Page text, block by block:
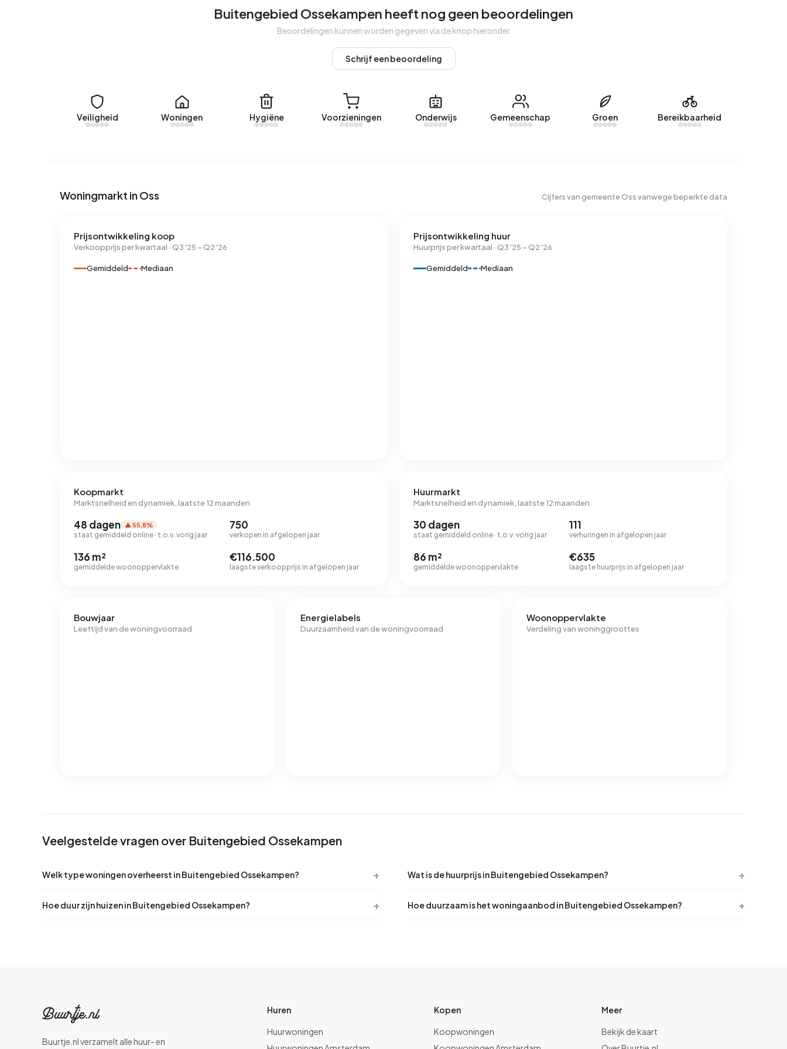
Buitengebied Ossekampen heeft nog geen beoordelingen
Beoordelingen kunnen worden gegeven via de knop hieronder
Schrijf een beoordeling
Veiligheid Woningen Hygiëne Voorzieningen Onderwijs Gemeenschap Groen Bereikbaarheid
Woningmarkt in Oss Cijfers van gemeente Oss vanwege beperkte data
Prijsontwikkeling koop
Verkoopprijs per kwartaal · Q3 '25 – Q2 '26
Gemiddeld Mediaan
Prijsontwikkeling huur
Huurprijs per kwartaal · Q3 '25 – Q2 '26
Gemiddeld Mediaan
Koopmarkt
Marktsnelheid en dynamiek, laatste 12 maanden
48 dagen ▲ 55,8%
staat gemiddeld online · t.o.v. vorig jaar
750
verkopen in afgelopen jaar
136 m²
gemiddelde woonoppervlakte
€116.500
laagste verkoopprijs in afgelopen jaar
Huurmarkt
Marktsnelheid en dynamiek, laatste 12 maanden
30 dagen
staat gemiddeld online · t.o.v. vorig jaar
111
verhuringen in afgelopen jaar
86 m²
gemiddelde woonoppervlakte
€635
laagste huurprijs in afgelopen jaar
Bouwjaar
Leeftijd van de woningvoorraad
Energielabels
Duurzaamheid van de woningvoorraad
Woonoppervlakte
Verdeling van woninggroottes
Veelgestelde vragen over Buitengebied Ossekampen
Welk type woningen overheerst in Buitengebied Ossekampen?
Hoe duur zijn huizen in Buitengebied Ossekampen?
Wat is de huurprijs in Buitengebied Ossekampen?
Hoe duurzaam is het woningaanbod in Buitengebied Ossekampen?
Buurtje.nl verzamelt alle huur- en
Huren
Huurwoningen
Kopen
Koopwoningen
Meer
Bekijk de kaart